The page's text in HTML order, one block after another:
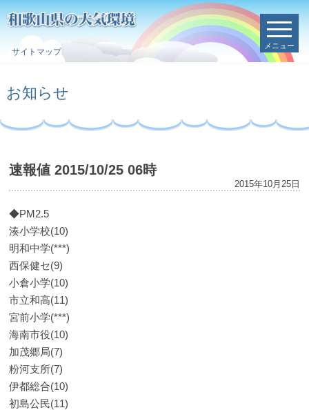
サイトマップ
メニュー
お知らせ
速報値 2015/10/25 06時
2015年10月25日
◆PM2.5
湊小学校(10)
明和中学(***)
西保健セ(9)
小倉小学(10)
市立和高(11)
宮前小学(***)
海南市役(10)
加茂郷局(7)
粉河支所(7)
伊都総合(10)
初島公民(11)